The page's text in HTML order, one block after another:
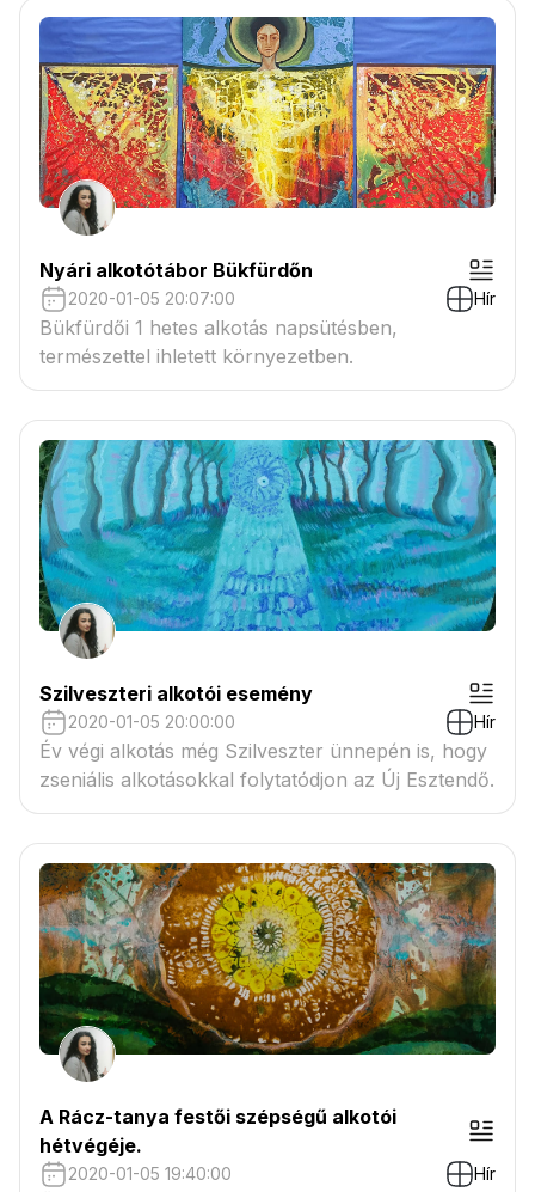
Nyári alkotótábor Bükfürdőn
2020-01-05 20:07:00 Hír
Bükfürdői 1 hetes alkotás napsütésben,
természettel ihletett környezetben.
Szilveszteri alkotói esemény
2020-01-05 20:00:00 Hír
Év végi alkotás még Szilveszter ünnepén is, hogy
zseniális alkotásokkal folytatódjon az Új Esztendő.
A Rácz-tanya festői szépségű alkotói
hétvégéje.
2020-01-05 19:40:00 Hír